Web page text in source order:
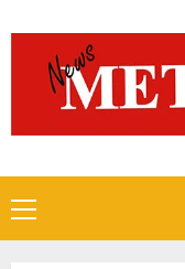
to
content
Primary
Menu